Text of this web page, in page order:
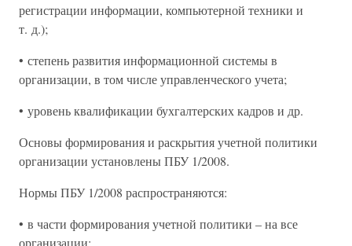
регистрации информации, компьютерной техники и
т. д.);
• степень развития информационной системы в
организации, в том числе управленческого учета;
• уровень квалификации бухгалтерских кадров и др.
Основы формирования и раскрытия учетной политики
организации установлены ПБУ 1/2008.
Нормы ПБУ 1/2008 распространяются:
• в части формирования учетной политики – на все
организации;